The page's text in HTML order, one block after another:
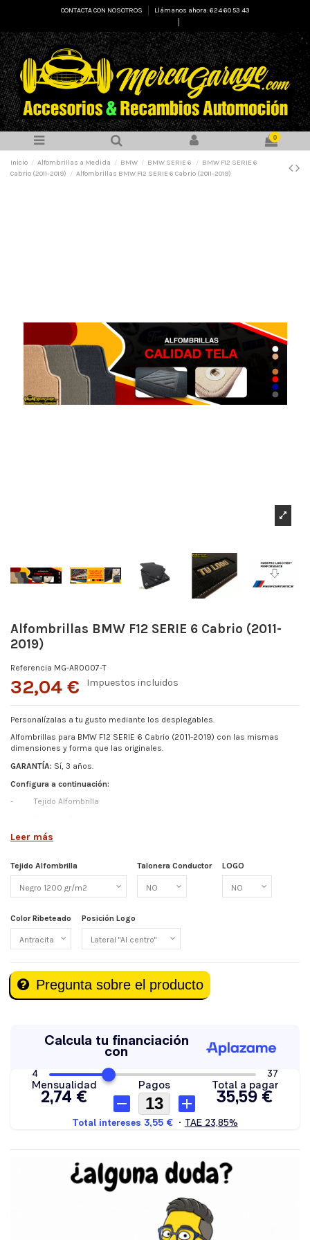
CONTACTA CON NOSOTROS
Llámanos ahora: 624 60 53 43
0
Inicio Alfombrillas a Medida BMW BMW SERIE 6
BMW F12 SERIE 6
Cabrio (2011-2019)
Alfombrillas BMW F12 SERIE 6 Cabrio (2011-2019)
Alfombrillas BMW F12 SERIE 6 Cabrio (2011-
2019)
Referencia MG-AR0007-T
32,04 € Impuestos incluidos
Personalízalas a tu gusto mediante los desplegables.
Alfombrillas para BMW F12 SERIE 6 Cabrio (2011-2019) con las mismas
dimensiones y forma que las originales.
GARANTÍA: Sí, 3 años.
Configura a continuación:
-
Tejido Alfombrilla
-
Color Ribeteado
Más detalles abajo
Leer más
Tejido Alfombrilla Talonera Conductor LOGO
Color Ribeteado Posición Logo
Pregunta sobre el producto